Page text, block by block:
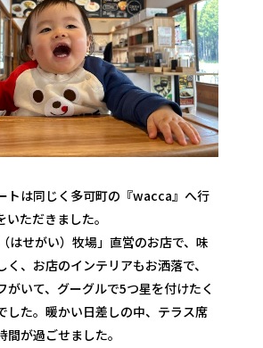
トは同じく多可町の『wacca』へ行
ただきました。
はせがい）牧場」直営のお店で、味
く、お店のインテリアもお洒落で、
がいて、グーグルで5つ星を付けたく
した。暖かい日差しの中、テラス席
が過ごせました。